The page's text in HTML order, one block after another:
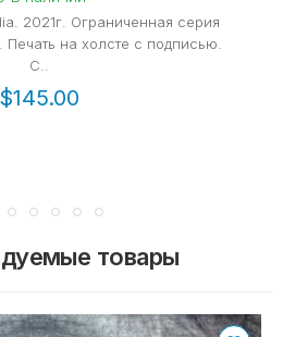
2021г. Ограниченная серия
на холсте с подписью.
С..
$145.00
товары